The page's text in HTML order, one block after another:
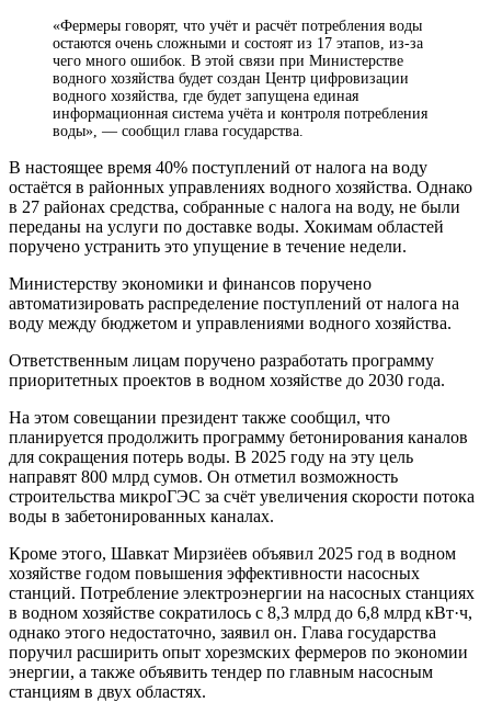
«Фермеры говорят, что учёт и расчёт потребления воды
остаются очень сложными и состоят из 17 этапов, из-за
чего много ошибок. В этой связи при Министерстве
водного хозяйства будет создан Центр цифровизации
водного хозяйства, где будет запущена единая
информационная система учёта и контроля потребления
воды», — сообщил глава государства.
В настоящее время 40% поступлений от налога на воду
остаётся в районных управлениях водного хозяйства. Однако
в 27 районах средства, собранные с налога на воду, не были
переданы на услуги по доставке воды. Хокимам областей
поручено устранить это упущение в течение недели.
Министерству экономики и финансов поручено
автоматизировать распределение поступлений от налога на
воду между бюджетом и управлениями водного хозяйства.
Ответственным лицам поручено разработать программу
приоритетных проектов в водном хозяйстве до 2030 года.
На этом совещании президент также сообщил, что
планируется продолжить программу бетонирования каналов
для сокращения потерь воды. В 2025 году на эту цель
направят 800 млрд сумов. Он отметил возможность
строительства микроГЭС за счёт увеличения скорости потока
воды в забетонированных каналах.
Кроме этого, Шавкат Мирзиёев объявил 2025 год в водном
хозяйстве годом повышения эффективности насосных
станций. Потребление электроэнергии на насосных станциях
в водном хозяйстве сократилось с 8,3 млрд до 6,8 млрд кВт·ч,
однако этого недостаточно, заявил он. Глава государства
поручил расширить опыт хорезмских фермеров по экономии
энергии, а также объявить тендер по главным насосным
станциям в двух областях.